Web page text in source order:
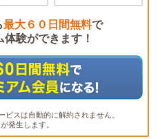
最大６０日間無料で
験ができます！
スは自動的に解約されません。
発生します。